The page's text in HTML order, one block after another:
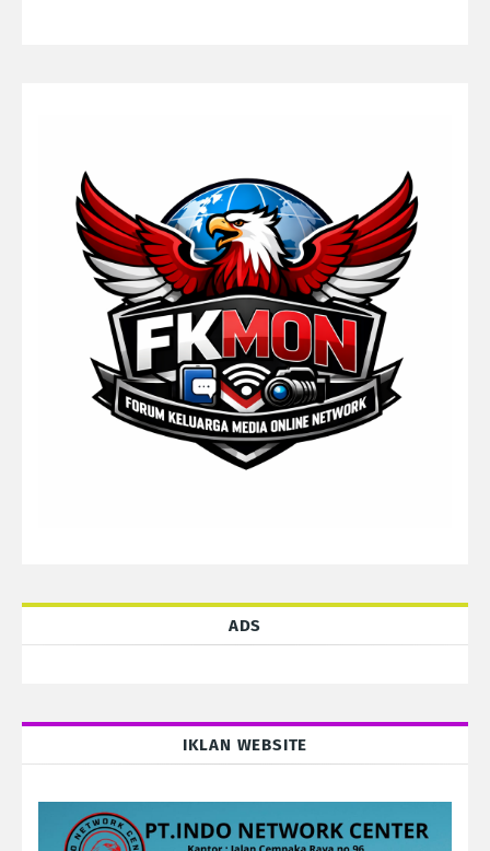
ADS
IKLAN WEBSITE